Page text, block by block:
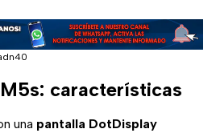
características
una pantalla DotDisplay